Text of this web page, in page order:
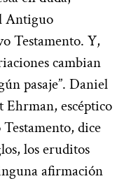
Antiguo
Testamento. Y,
cambian
pasaje”. Daniel
Ehrman, escéptico
dice
los eruditos
afirmación